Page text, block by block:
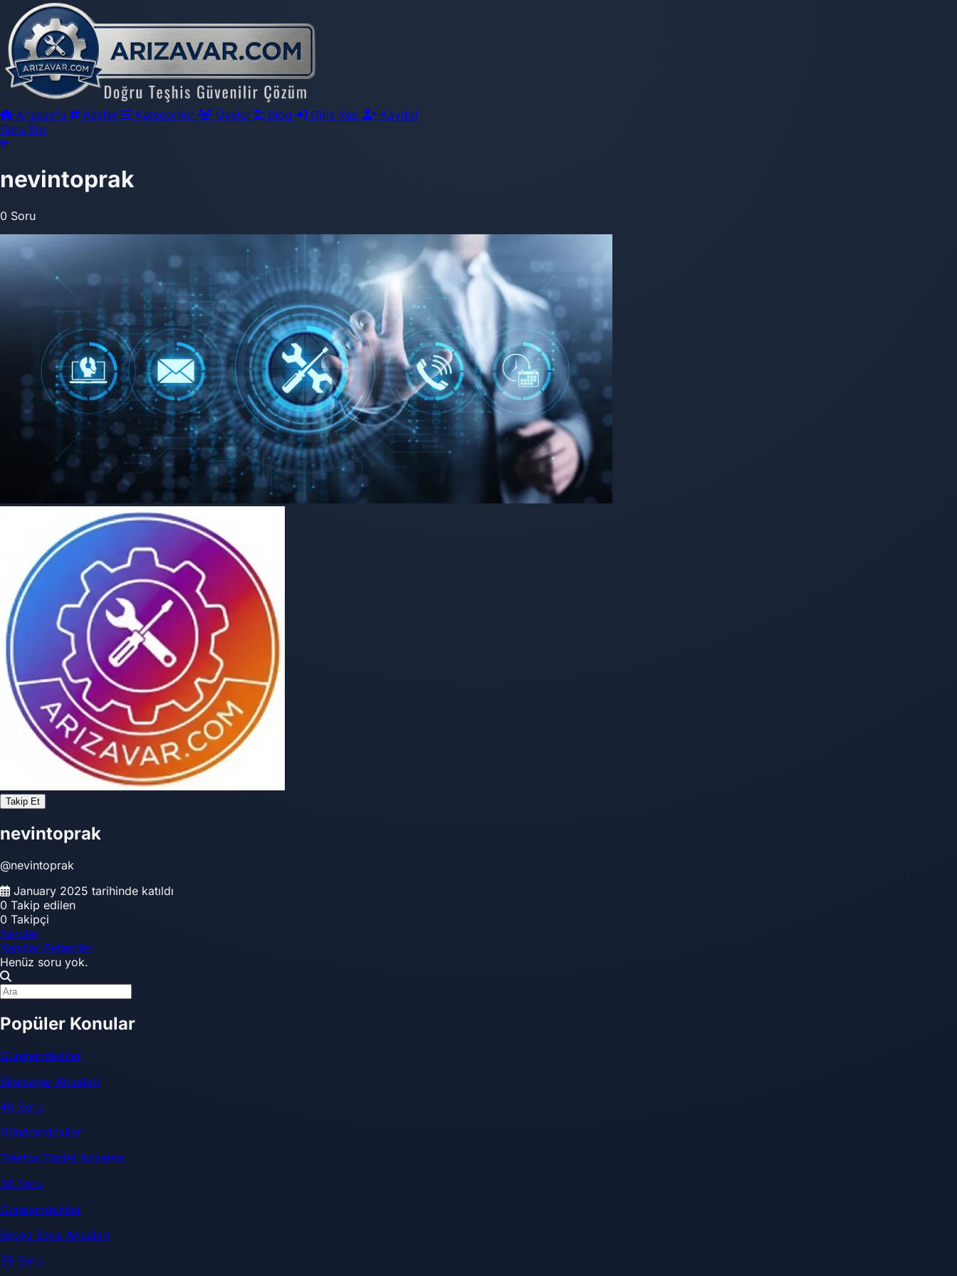
Anasayfa Keşfet Kategoriler Üyeler Blog Giriş Yap
Kaydol
Soru Sor
nevintoprak
0 Soru
Takip Et
nevintoprak
@nevintoprak
January 2025 tarihinde katıldı
0 Takip edilen
0 Takipçi
Sorular
Yanıtlar Beğeniler
Henüz soru yok.
Popüler Konular
Gündemdekiler
Bilgisayar Arızaları
40 Soru
Gündemdekiler
Telefon Tablet Arızaları
36 Soru
Gündemdekiler
Beyaz Eşya Arızaları
35 Soru